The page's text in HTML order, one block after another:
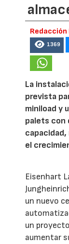
1369
La
prevista
miniload y
palets con
capacidad,
el
Eisenhart
un nuevo
un
aumentar